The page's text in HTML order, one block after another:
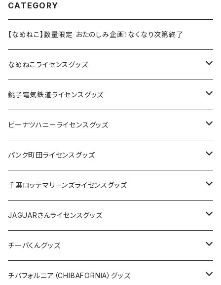
CATEGORY
【なめねこ】数量限定 おたのしみ企画！なくなり次第終了
なめねこライセンスグッズ
Tシャツ
キャップ
ステッカー
缶バッジ
ホテルキーホルダー
銚子電気鉄道ライセンスグッズ
ステッカー
缶バッジ
アクリルキーホルダー
ホテルキーホルダー
クリアファイル
Tシャツ
ピーナツハニーライセンスグッズ
Tシャツ
キャップ
バッグ
ステッカー
缶バッジ
パンク町田ライセンスグッズ
Tシャツ
キャップ
バッグ
ステッカー
千葉ロッテマリーンズライセンスグッズ
ステッカー
ステッカー
ステッカー大
缶バッジ
缶バッジ32mm
エコバッグ
JAGUARさんライセンスグッズ
Tシャツ
ステッカー
チーバくんグッズ
Tシャツ
チバフォルニア（CHIBAFORNIA）グッズ